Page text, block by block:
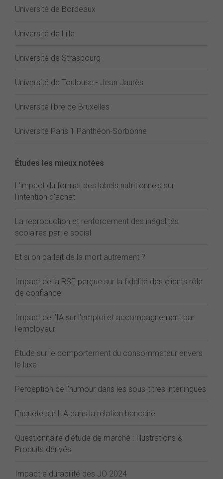
Université de Bordeaux
Université de Lille
Université de Strasbourg
Université de Toulouse - Jean Jaurès
Université libre de Bruxelles
Université Paris 1 Panthéon-Sorbonne
Études les mieux notées
L'impact du format des labels nutritionnels sur
l'intention d'achat
La reproduction et renforcement des inégalités
scolaires par le social
Et si on parlait de la mort autrement ?
Impact de la RSE perçue sur la fidélité des clients rôle
de confiance
Impact de l'IA sur l'emploi et accompagnement par
l'employeur
Étude sur le comportement du consommateur envers
le luxe
Perception de l'humour dans les sous-titres interlingues
Enquete sur l'IA dans la relation bancaire
Questionnaire d'étude de marché : Illustrations &
Produits dérivés
Impact e durabilité des JO 2024